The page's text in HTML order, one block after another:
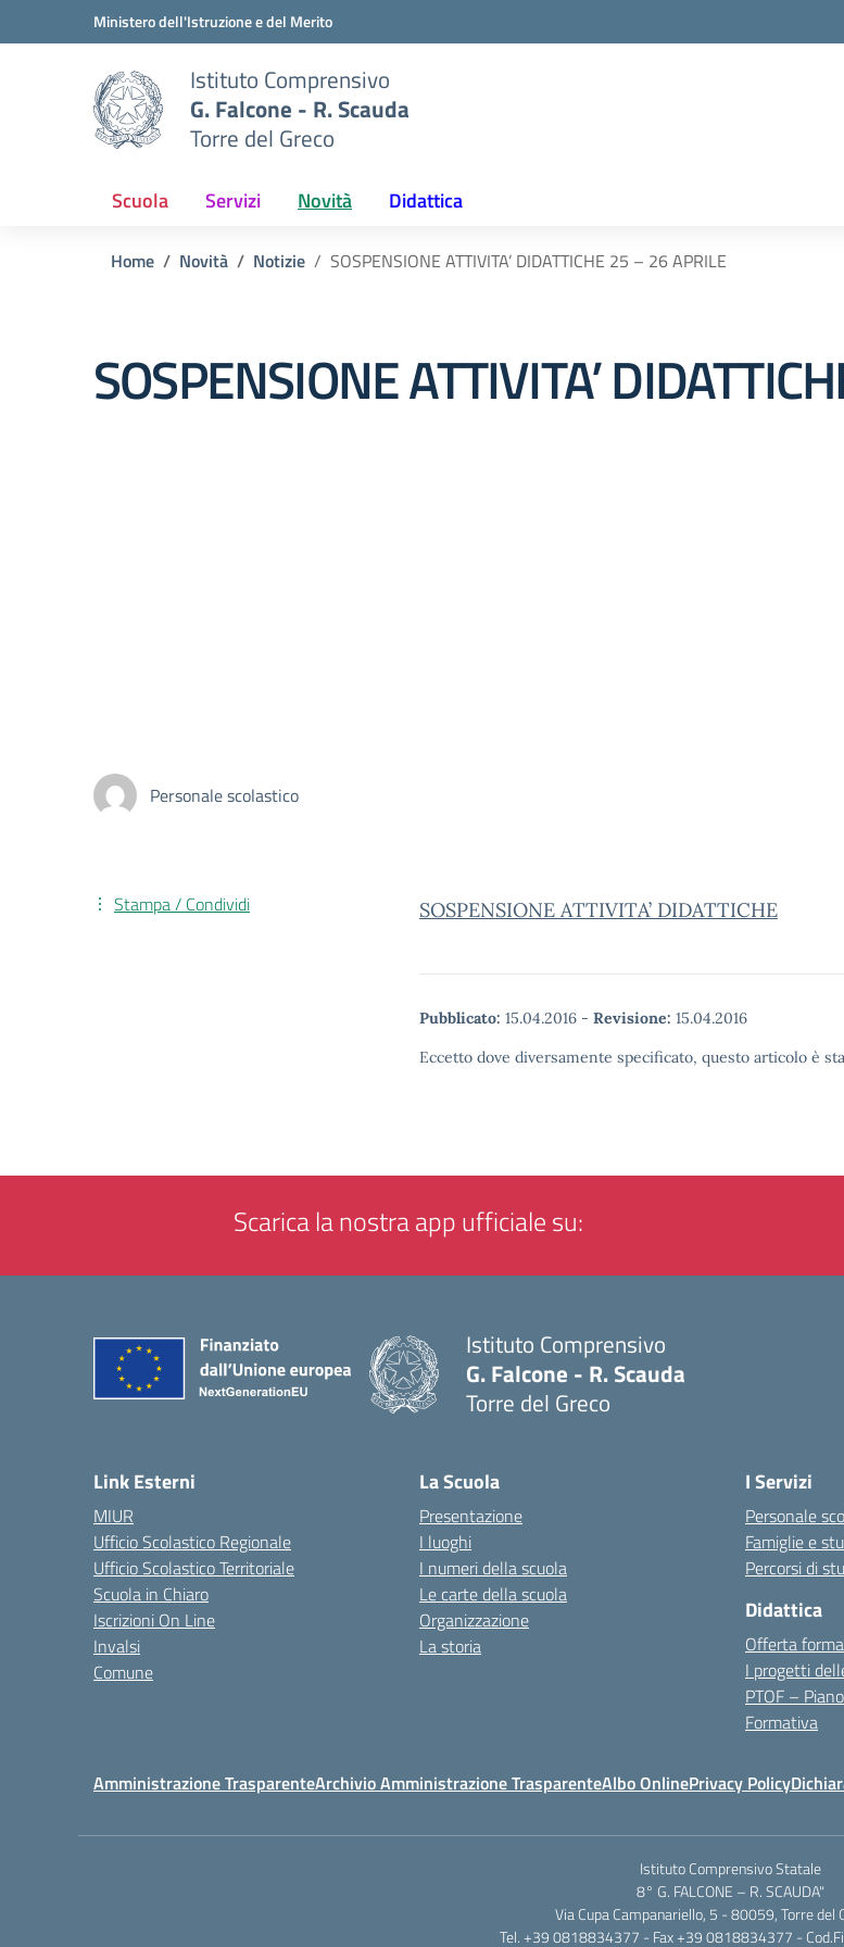
Vai ai contenuti
Vai al menu di navigazioneMinistero dell'Istruzione e del Merito
Istituto Comprensivo
G. Falcone - R. Scauda
Torre del Greco
Scuola Servizi Novità Didattica
Home Novità Notizie SOSPENSIONE ATTIVITA’ DIDATTICHE 25 – 26 APRILE
SOSPENSIONE ATTIVITA’
Personale scolastico
SOSPENSIONE ATTIVITA’ DIDATTICHE
Pubblicato: 15.04.2016 - Revisione: 15.04.2016
Eccetto dove diversamente specificato, questo articolo è
Stampa / Condividi
Scarica la nostra app ufficiale su:
Istituto Comprensivo
G. Falcone - R. Scauda
Torre del Greco
Link Esterni
MIUR
Ufficio Scolastico Regionale
Ufficio Scolastico Territoriale
Scuola in Chiaro
Iscrizioni On Line
Invalsi
Comune
La Scuola
Presentazione
I luoghi
I numeri della scuola
Le carte della scuola
Organizzazione
La storia
I Servizi
Personale
Famiglie e
Percorsi di
Didattica
Offerta
I progetti
PTOF –
Formativa
Amministrazione TrasparenteArchivio Amministrazione TrasparenteAlbo OnlinePrivacy Policy
Istituto Comprensivo Statale
8° G. FALCONE – R. SCAUDA"
Via Cupa Campanariello, 5 - 80059, Torre del
Tel. +39 0818834377 - Fax +39 0818834377 -